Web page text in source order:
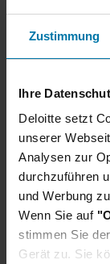
Zustimmung
Ihre
Deloitte setzt
unserer
Analysen zur
durchzuführen
und Werbung
Wenn Sie auf
stimmen Sie
Gerät zu. Sie
in
Wir
Ob
ein